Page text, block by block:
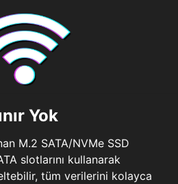
Yok
M.2 SATA/NVMe SSD
slotlarını kullanarak
tüm verilerini kolayca